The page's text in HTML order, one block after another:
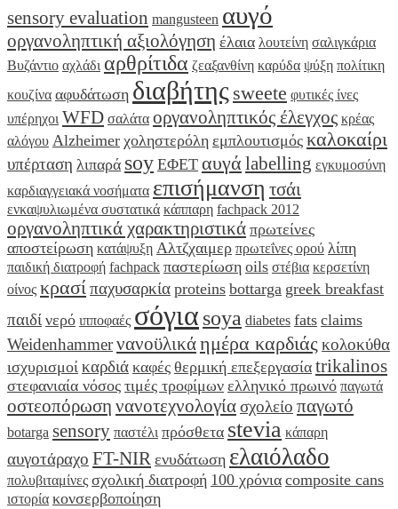
sensory evaluation mangusteen αυγό
οργανοληπτική αξιολόγηση έλαια λουτείνη σαλιγκάρια
Βυζάντιο αχλάδι αρθρίτιδα ζεαξανθίνη καρύδα ψύξη πολίτικη
κουζίνα αφυδάτωση διαβήτης sweete φυτικές ίνες
υπέρηχοι WFD σαλάτα οργανοληπτικός έλεγχος κρέας
αλόγου Alzheimer χοληστερόλη εμπλουτισμός καλοκαίρι
υπέρταση λιπαρά soy ΕΦΕΤ αυγά labelling εγκυμοσύνη
καρδιαγγειακά νοσήματα επισήμανση τσάι
ενκαψυλιωμένα συστατικά κάππαρη fachpack 2012
οργανοληπτικά χαρακτηριστικά πρωτείνες
αποστείρωση κατάψυξη Αλτζχαιμερ πρωτεΐνες ορού λίπη
παιδική διατροφή fachpack παστερίωση oils στέβια κερσετίνη
οίνος κρασίπαχυσαρκία proteins bottarga greek breakfast
παιδί νερό ιπποφαές σόγια soya diabetes fats claims
Weidenhammerνανοϋλικάημέρα καρδιάς κολοκύθα
ισχυρισμοί καρδιά καφές θερμική επεξεργασία trikalinos
στεφανιαία νόσος τιμές τροφίμων ελληνικό πρωινό παγωτά
οστεοπόρωση νανοτεχνολογίασχολείο παγωτό
botarga sensory παστέλι πρόσθετα stevia κάπαρη
αυγοτάραχο FT-NIR ενυδάτωση ελαιόλαδο
πολυβιταμίνες σχολική διατροφή 100 χρόνια composite cans
ιστορία κονσερβοποίηση